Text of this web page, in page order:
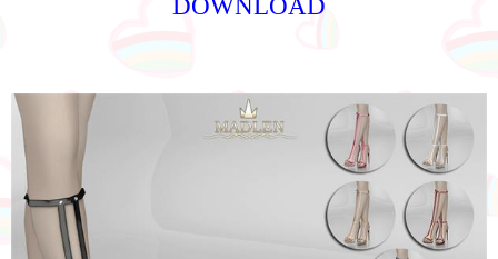
DOWNLOAD